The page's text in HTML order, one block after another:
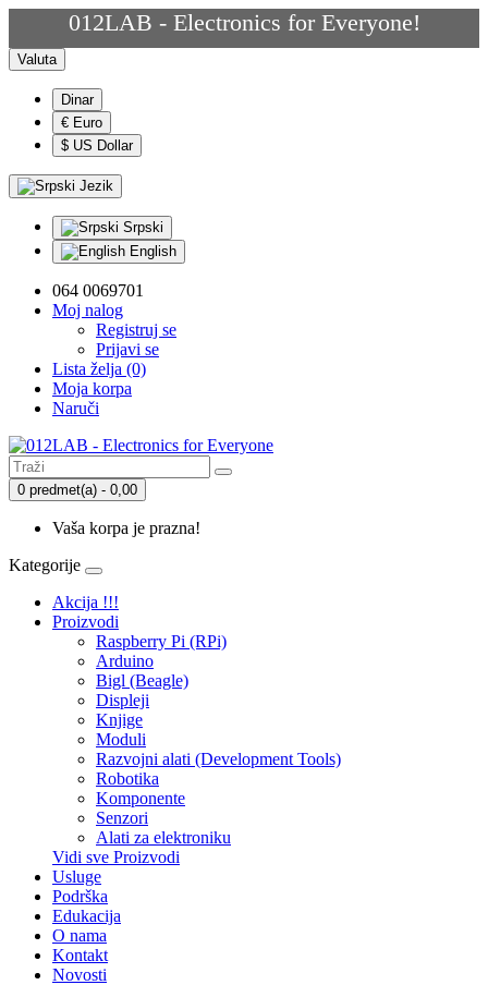
012LAB - Electronics for Everyone!
Valuta
Dinar
€ Euro
$ US Dollar
Jezik
Srpski
English
064 0069701
Moj nalog
Registruj se
Prijavi se
Lista želja (0)
Moja korpa
Naruči
0 predmet(a) - 0,00
Vaša korpa je prazna!
Kategorije
Akcija !!!
Proizvodi
Raspberry Pi (RPi)
Arduino
Bigl (Beagle)
Displеji
Knjige
Moduli
Razvojni alati (Development Tools)
Robotika
Komponente
Senzori
Alati za elektroniku
Vidi sve Proizvodi
Usluge
Podrška
Edukacija
O nama
Kontakt
Novosti